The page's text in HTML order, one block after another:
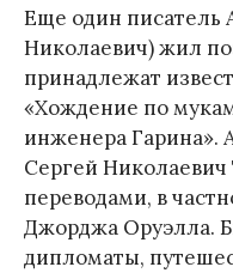
Еще один писатель
Николаевич) жил
принадлежат
«Хождение по
инженера Гарина».
Сергей
переводами, в
Джорджа Оруэлла.
дипломаты,